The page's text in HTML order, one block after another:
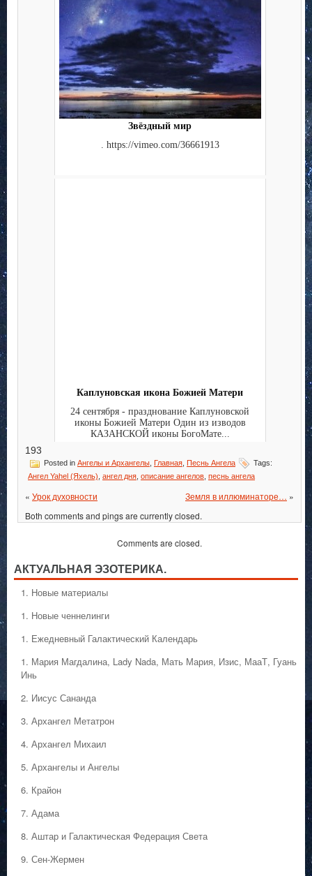
Звёздный мир
. https://vimeo.com/36661913
Каплуновская икона Божией Матери
24 сентября - празднование Каплуновской
иконы Божией Матери Один из изводов
КАЗАНСКОЙ иконы БогоМате...
193
Posted in Ангелы и Архангелы Главная Песнь Ангела
Tags:
Ангел Yahel (Яхель) ангел дня описание ангелов песнь ангела
« Урок духовности Земля в иллюминаторе… »
Both comments and pings are currently closed.
Comments are closed.
АКТУАЛЬНАЯ ЭЗОТЕРИКА.
1. Hовые материалы
1. Hовые ченнелинги
1. Ежедневный Галактический Календарь
1. Мария Магдалина, Lady Nada, Мать Мария, Изис, МааТ, Гуань
Инь
2. Иисус Сананда
3. Архангел Метатрон
4. Архангел Михаил
5. Архангелы и Ангелы
6. Крайон
7. Адама
8. Аштар и Галактическая Федерация Света
9. Сен-Жермен